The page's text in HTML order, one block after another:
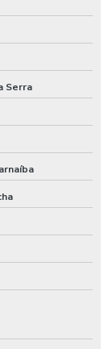
Serra